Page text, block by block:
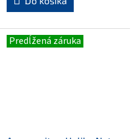
z
5
hviezdičiek.
Predĺžená záruka